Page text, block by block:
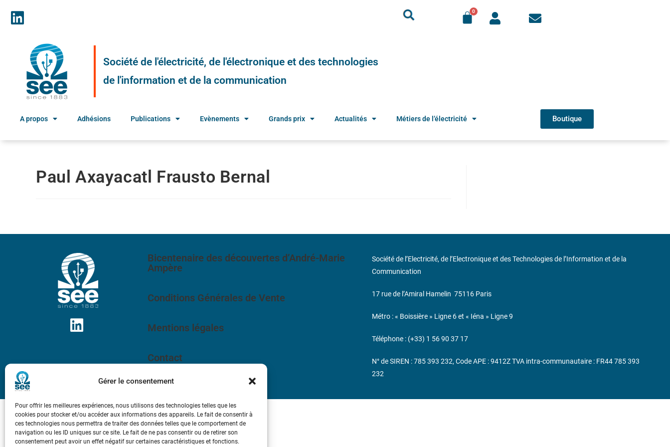
Gérer le consentement
Pour offrir les meilleures expériences, nous utilisons des technologies telles que les
cookies pour stocker et/ou accéder aux informations des appareils. Le fait de consentir à
ces technologies nous permettra de traiter des données telles que le comportement de
navigation ou les ID uniques sur ce site. Le fait de ne pas consentir ou de retirer son
consentement peut avoir un effet négatif sur certaines caractéristiques et fonctions.
Société de l'électricité, de l'électronique et des technologies
de l'information et de la communication
A propos Adhésions Publications Evènements Grands prix Actualités Métiers de l’électricité Boutique
Paul Axayacatl Frausto Bernal
Bicentenaire des découvertes d’André-Marie
Ampère
Conditions Générales de Vente
Mentions légales
Contact
Société de l’Electricité, de l’Electronique et des Technologies de l’Information et de la
Communication
17 rue de l’Amiral Hamelin 75116 Paris
Métro : « Boissière » Ligne 6 et « Iéna » Ligne 9
Téléphone : (+33) 1 56 90 37 17
N° de SIREN : 785 393 232, Code APE : 9412Z TVA intra-communautaire : FR44 785 393
232